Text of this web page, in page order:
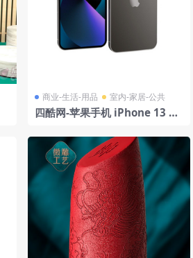
商业-生活-用品 室内-家居-公共
四酷网-苹果手机 iPhone 13 Pr